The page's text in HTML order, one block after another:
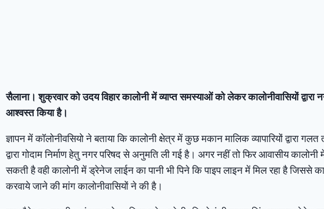
सैलाना। शुक्रवार को उदय विहार कालोनी में व्याप्त समस्याओं को लेकर कालोनीवासियों
आश्वस्त किया है।
ज्ञापन में कॉलोनीवसियो ने बताया कि कालोनी क्षेत्र में कुछ मकान मालिक व्यापारियों द्वारा
द्वारा गोदाम निर्माण हेतु नगर परिषद से अनुमति ली गई है। अगर नहीं तो फिर आवासीय
सकती है वही कालोनी में ड्रेनेज लाईन का पानी भी पिने कि पाइप लाइन में मिल रहा है जिससे
करवाये जाने की मांग कालोनीवासियों ने की है।